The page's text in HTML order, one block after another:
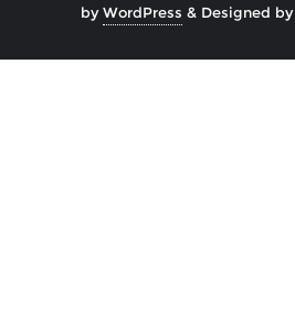
byWordPress & Designed by